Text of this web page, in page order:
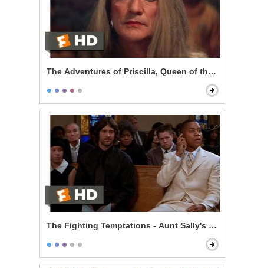
The Adventures of Priscilla, Queen of the Desert -
The Fighting Temptations - Aunt Sally's Funeral